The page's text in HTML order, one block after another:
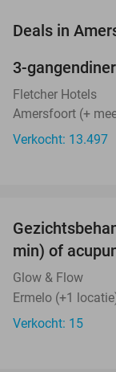
Deals in
3-
Fletcher Hotels
Amersfoort (+
Verkocht: 13.497
TODAY
min) of
Glow & Flow
Ermelo (+1
Verkocht: 15